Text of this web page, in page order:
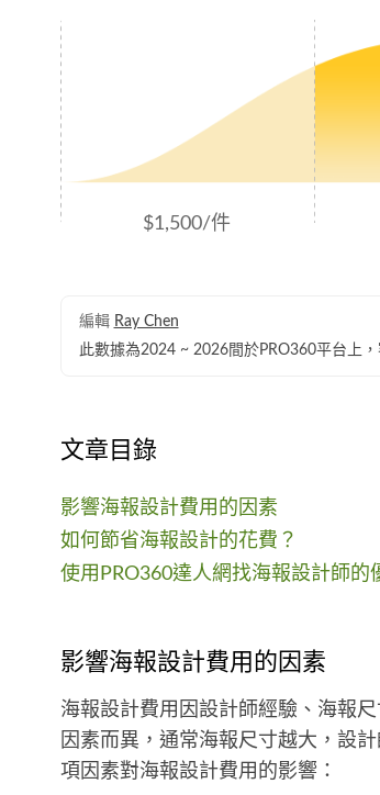
$1,500/件
編輯 Ray Chen
此數據為2024 ~ 2026間於PRO360平台上
文章目錄
影響海報設計費用的因素
如何節省海報設計的花費？
使用PRO360達人網找海報設計師的
影響海報設計費用的因素
海報設計費用因設計師經驗、海報
因素而異，通常海報尺寸越大，設
項因素對海報設計費用的影響：